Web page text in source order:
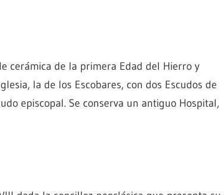
cerámica de la primera Edad del Hierro y
la de los Escobares, con dos Escudos de
episcopal. Se conserva un antiguo Hospital,